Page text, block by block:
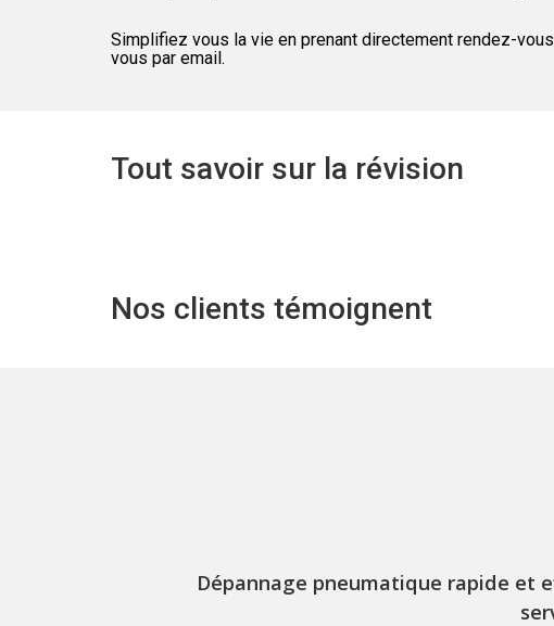
Simplifiez vous la vie en prenant directement rendez-
vous par email.
Tout savoir sur la révision
Nos clients témoignent
Dépannage pneumatique rapide et